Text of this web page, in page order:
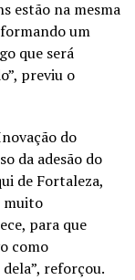
estão na mesma
formando um
que será
previu o
do
da adesão do
de Fortaleza,
muito
para que
como
reforçou.